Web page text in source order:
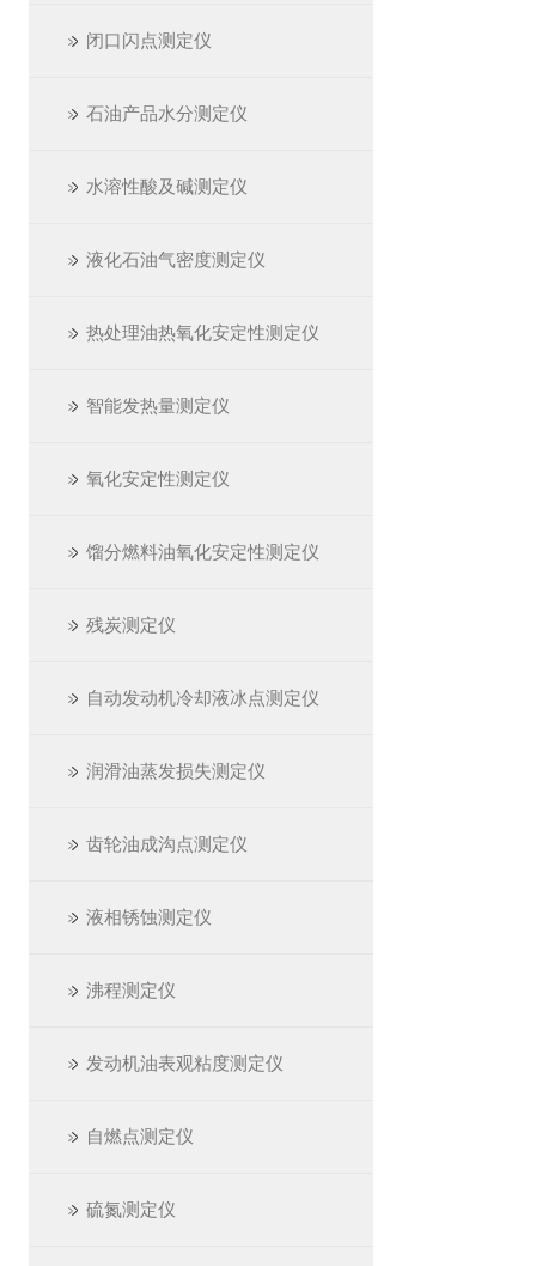
闭口闪点测定仪
石油产品水分测定仪
水溶性酸及碱测定仪
液化石油气密度测定仪
热处理油热氧化安定性测定仪
智能发热量测定仪
氧化安定性测定仪
馏分燃料油氧化安定性测定仪
残炭测定仪
自动发动机冷却液冰点测定仪
润滑油蒸发损失测定仪
齿轮油成沟点测定仪
液相锈蚀测定仪
沸程测定仪
发动机油表观粘度测定仪
自燃点测定仪
硫氮测定仪